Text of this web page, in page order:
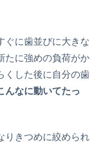
ぐに歯並びに大きな
たに強めの負荷がか
くした後に自分の歯
んなに動いてたっ
りきつめに絞められ